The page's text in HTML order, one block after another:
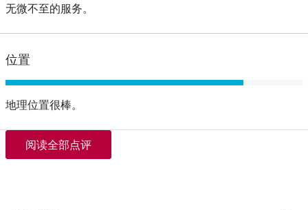
无微不至的服务。
位置
地理位置很棒。
阅读全部点评